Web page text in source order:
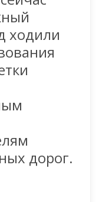
ходили
дорог.